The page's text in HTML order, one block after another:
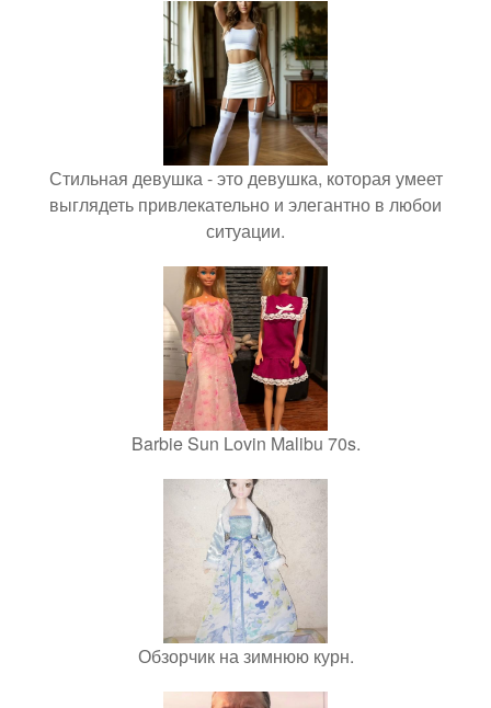
Стильная девушка - это девушка, которая умеет
выглядеть привлекательно и элегантно в любои
ситуации.
Barbie Sun Lovin Malibu 70s.
Обзорчик на зимнюю курн.